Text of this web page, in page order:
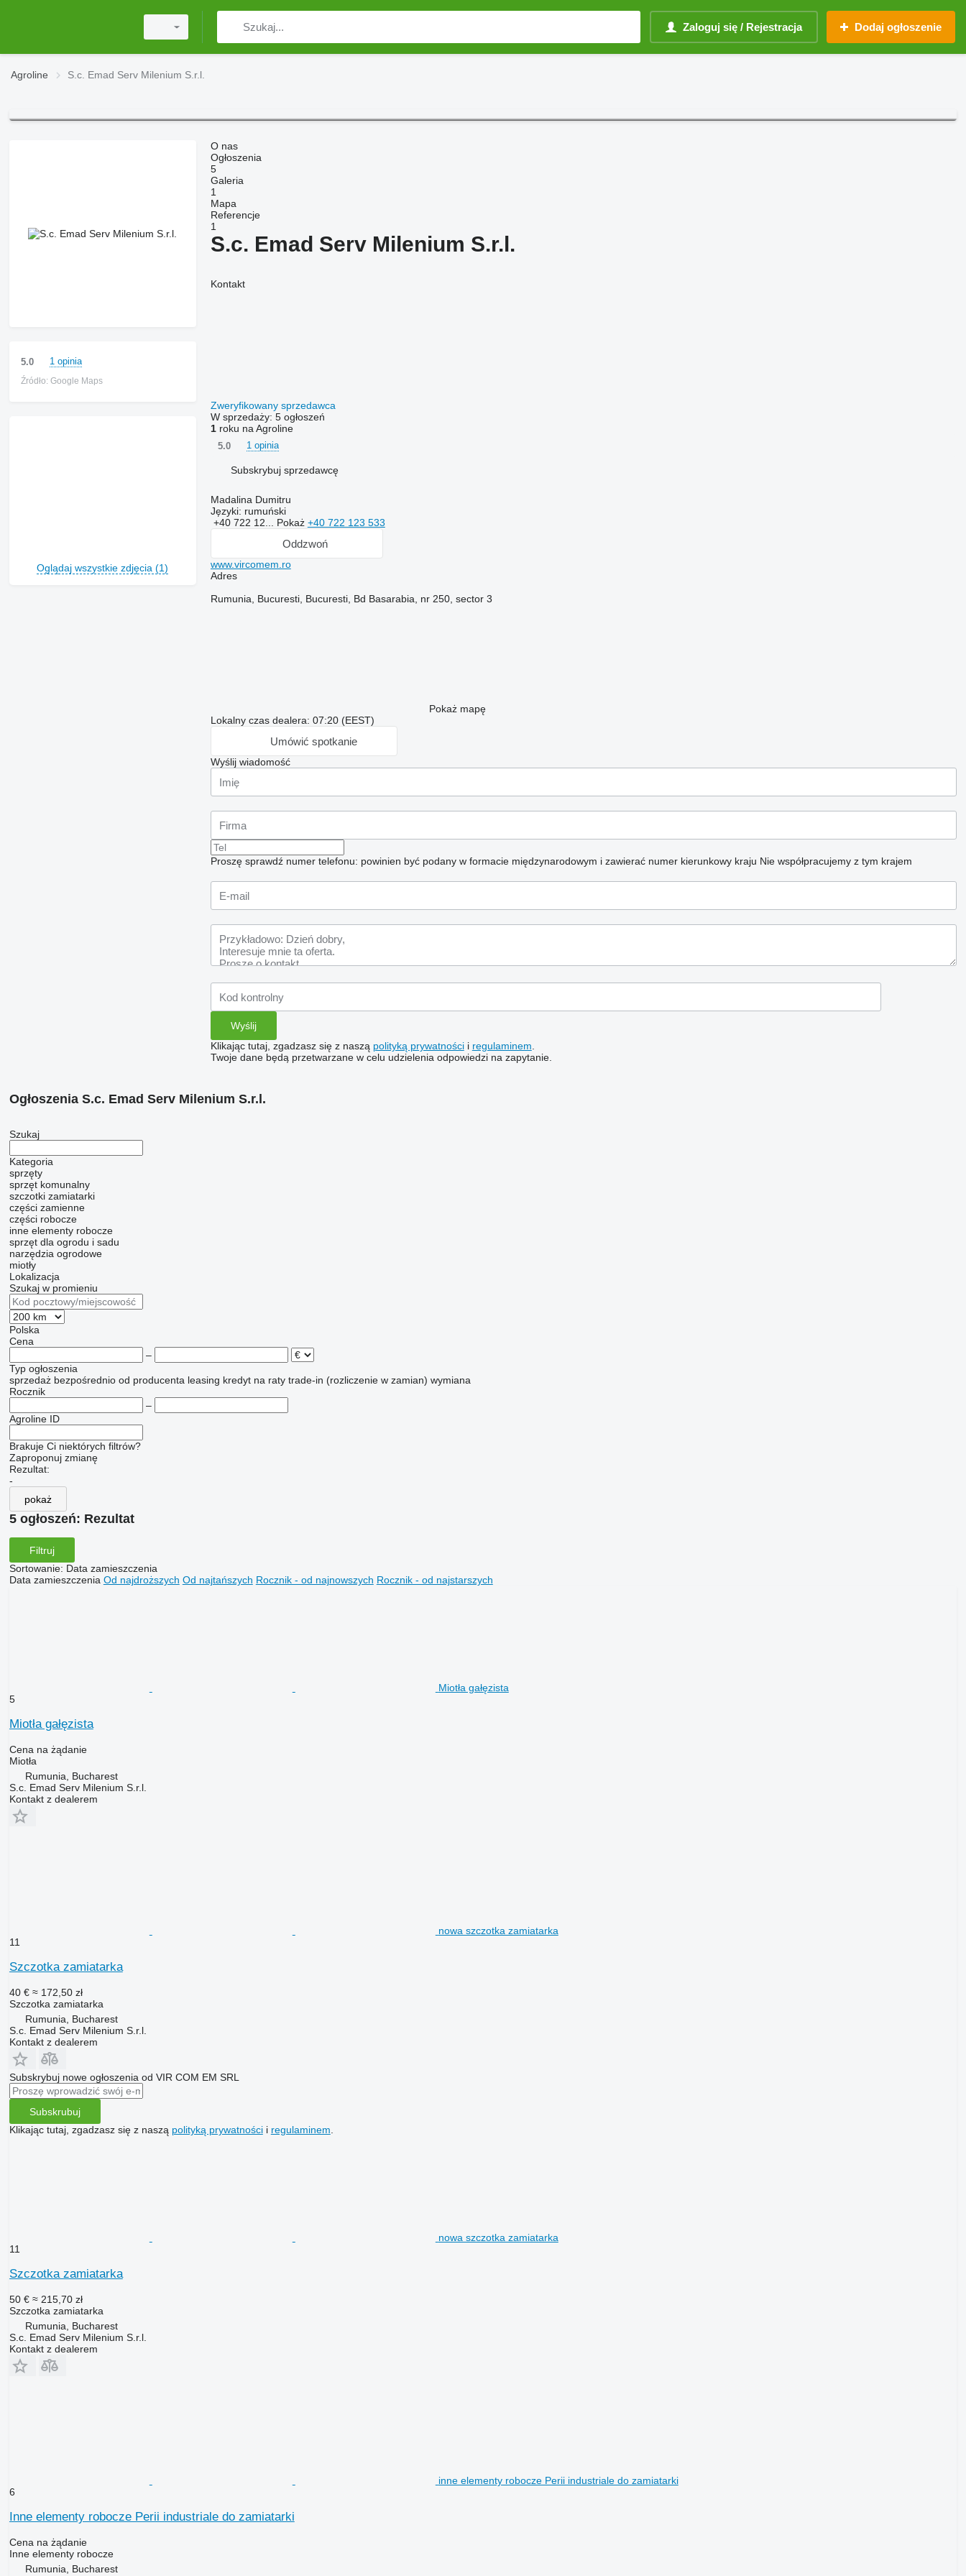
Zaloguj się / Rejestracja Dodaj ogłoszenie
Agroline S.c. Emad Serv Milenium S.r.l.
5.0 1 opinia
Źródło: Google Maps
Oglądaj wszystkie zdjęcia (1)
O nas
Ogłoszenia
5
Galeria
1
Mapa
Referencje
1
S.c. Emad Serv Milenium S.r.l.
Kontakt
Zweryfikowany sprzedawca
W sprzedaży: 5 ogłoszeń
1roku na Agroline
5.0 1 opinia
Subskrybuj sprzedawcę
Madalina Dumitru
Języki: rumuński
+40 722 12... Pokaż +40 722 123 533
Oddzwoń
www.vircomem.ro
Adres
Rumunia, Bucuresti, Bucuresti, Bd Basarabia, nr 250, sector 3
Pokaż mapę
Lokalny czas dealera: 07:20 (EEST)
Umówić spotkanie
Wyślij wiadomość
Proszę sprawdź numer telefonu: powinien być podany w formacie międzynarodowym i zawierać numer kierunkowy kraju Nie współpracujemy z tym krajem
Klikając tutaj, zgadzasz się z naszą polityką prywatnościi regulaminem
Twoje dane będą przetwarzane w celu udzielenia odpowiedzi na zapytanie.
Ogłoszenia S.c. Emad Serv Milenium S.r.l.
Szukaj
Kategoria
sprzęty
sprzęt komunalny
szczotki zamiatarki
części zamienne
części robocze
inne elementy robocze
sprzęt dla ogrodu i sadu
narzędzia ogrodowe
miotły
Lokalizacja
Szukaj w promieniu
Polska
Cena
–
Typ ogłoszenia
sprzedaż bezpośrednio od producenta leasing kredyt na raty trade-in (rozliczenie w zamian) wymiana
Rocznik
–
Agroline ID
Brakuje Ci niektórych filtrów?
Zaproponuj zmianę
Rezultat:
-
pokaż
5 ogłoszeń: Rezultat
Filtruj
Sortowanie: Data zamieszczenia
Data zamieszczenia Od najdroższych Od najtańszych Rocznik - od najnowszych Rocznik - od najstarszych
Miotła gałęzista
5
Miotła gałęzista
Cena na żądanie
Miotła
Rumunia, Bucharest
S.c. Emad Serv Milenium S.r.l.
Kontakt z dealerem
nowa szczotka zamiatarka
11
Szczotka zamiatarka
40 € ≈ 172,50 zł
Szczotka zamiatarka
Rumunia, Bucharest
S.c. Emad Serv Milenium S.r.l.
Kontakt z dealerem
Subskrybuj nowe ogłoszenia od VIR COM EM SRL
Subskrubuj
Klikając tutaj, zgadzasz się z naszą polityką prywatnościi regulaminem
nowa szczotka zamiatarka
11
Szczotka zamiatarka
50 € ≈ 215,70 zł
Szczotka zamiatarka
Rumunia, Bucharest
S.c. Emad Serv Milenium S.r.l.
Kontakt z dealerem
inne elementy robocze Perii industriale do zamiatarki
6
Inne elementy robocze Perii industriale do zamiatarki
Cena na żądanie
Inne elementy robocze
Rumunia, Bucharest